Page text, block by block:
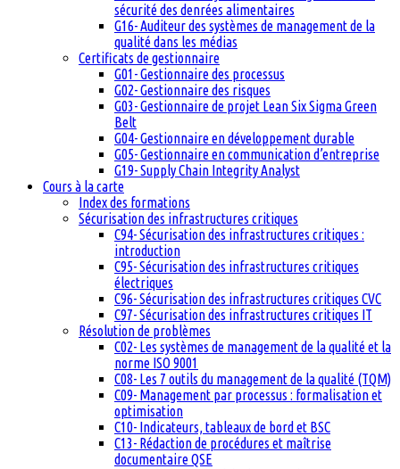
sécurité des denrées alimentaires
G16- Auditeur des systèmes de management de la
qualité dans les médias
Certificats de gestionnaire
G01- Gestionnaire des processus
G02- Gestionnaire des risques
G03- Gestionnaire de projet Lean Six Sigma Green
Belt
G04- Gestionnaire en développement durable
G05- Gestionnaire en communication d’entreprise
G19- Supply Chain Integrity Analyst
Cours à la carte
Index des formations
Sécurisation des infrastructures critiques
C94- Sécurisation des infrastructures critiques :
introduction
C95- Sécurisation des infrastructures critiques
électriques
C96- Sécurisation des infrastructures critiques CVC
C97- Sécurisation des infrastructures critiques IT
Résolution de problèmes
C02- Les systèmes de management de la qualité et la
norme ISO 9001
C08- Les 7 outils du management de la qualité (TQM)
C09- Management par processus : formalisation et
optimisation
C10- Indicateurs, tableaux de bord et BSC
C13- Rédaction de procédures et maîtrise
documentaire QSE